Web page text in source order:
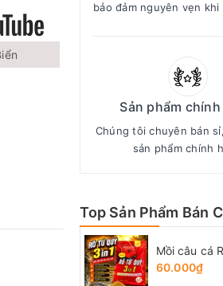
bảo đảm nguyên vẹn khi
Sản phẩm
Chúng tôi chuyên bán
sản phẩm chính
Top Sản Phẩm Bán
60.000₫